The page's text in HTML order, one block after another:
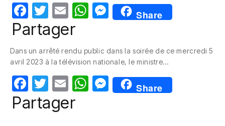
F
a
e
b
o
o
T
w
itt
er
E
m
W
s
A
p
M
e
e
n
g
Share
Partager
Dans un arrêté rendu public dans la soirée de ce mercredi 5
avril 2023 à la télévision nationale, le ministre…
F
a
T
w
itt
E
m
W M
e
Share
Partager